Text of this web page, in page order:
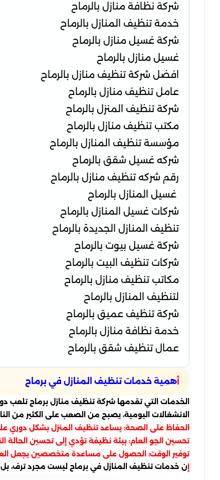
شركة نظافة منازل بالرماح
خدمة تنظيف المنازل بالرماح
شركة غسيل منازل بالرماح
غسيل منازل بالرماح
افضل شركة تنظيف منازل بالرماح
عامل تنظيف منازل بالرماح
شركة تنظيف المنزل بالرماح
مكتب تنظيف منازل بالرماح
مؤسسة تنظيف المنازل بالرماح
شركه غسيل شقق بالرماح
رقم شركه تنظيف منازل بالرماح
غسيل المنازل بالرماح
شركات غسيل المنازل بالرماح
تنظيف المنازل الجديدة بالرماح
شركة غسيل بيوت بالرماح
شركات تنظيف البيت بالرماح
مكاتب تنظيف منازل بالرماح
لتنظيف المنازل بالرماح
شركة تنظيف عميق بالرماح
خدمة نظافة منازل بالرماح
عمال تنظيف شقق بالرماح
أهمية خدمات تنظيف المنازل في برماح
الخدمات التي تقدمها شركة تنظيف منازل برماح تلعب
الانشغالات اليومية، يصبح من الصعب على الكثير من
الحفاظ على الصحة: يساعد تنظيف المنزل بشكل دوري
تحسين الجو العام: بيئة نظيفة تؤدي إلى تحسين الحالة
توفير الوقت: الحصول على مساعدة متخصصين يجعل
ن خدمات تنظيف المنازل في برماح ليست مجرد ترف، بل